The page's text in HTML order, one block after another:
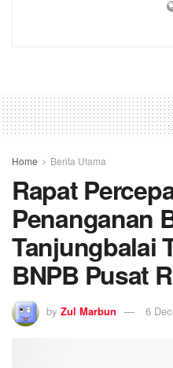
Home Berita Utama
Rapat
Penanganan
Tanjungbalai
BNPB Pusat
by Zul Marbun 6